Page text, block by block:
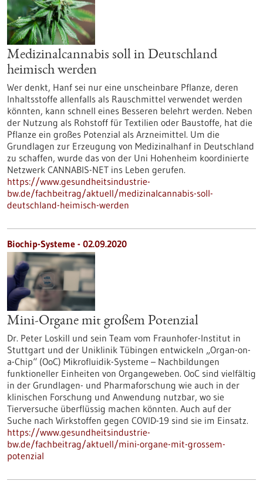
Medizinalcannabis soll in Deutschland
heimisch werden
Wer denkt, Hanf sei nur eine unscheinbare Pflanze, deren
Inhaltsstoffe allenfalls als Rauschmittel verwendet werden
könnten, kann schnell eines Besseren belehrt werden. Neben
der Nutzung als Rohstoff für Textilien oder Baustoffe, hat die
Pflanze ein großes Potenzial als Arzneimittel. Um die
Grundlagen zur Erzeugung von Medizinalhanf in Deutschland
zu schaffen, wurde das von der Uni Hohenheim koordinierte
Netzwerk CANNABIS-NET ins Leben gerufen.
https://www.gesundheitsindustrie-
bw.de/fachbeitrag/aktuell/medizinalcannabis-soll-
deutschland-heimisch-werden
Biochip-Systeme - 02.09.2020
Mini-Organe mit großem Potenzial
Dr. Peter Loskill und sein Team vom Fraunhofer-Institut in
Stuttgart und der Uniklinik Tübingen entwickeln „Organ-on-
a-Chip“ (OoC) Mikrofluidik-Systeme – Nachbildungen
funktioneller Einheiten von Organgeweben. OoC sind vielfältig
in der Grundlagen- und Pharmaforschung wie auch in der
klinischen Forschung und Anwendung nutzbar, wo sie
Tierversuche überflüssig machen könnten. Auch auf der
Suche nach Wirkstoffen gegen COVID-19 sind sie im Einsatz.
https://www.gesundheitsindustrie-
bw.de/fachbeitrag/aktuell/mini-organe-mit-grossem-
potenzial